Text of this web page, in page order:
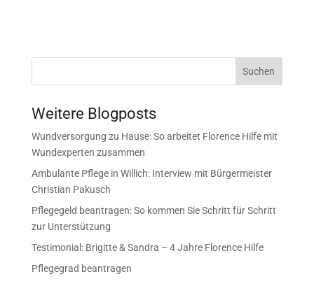
Suchen
Weitere Blogposts
Wundversorgung zu Hause: So arbeitet Florence Hilfe mit
Wundexperten zusammen
Ambulante Pflege in Willich: Interview mit Bürgermeister
Christian Pakusch
Pflegegeld beantragen: So kommen Sie Schritt für Schritt
zur Unterstützung
Testimonial: Brigitte & Sandra – 4 Jahre Florence Hilfe
Pflegegrad beantragen